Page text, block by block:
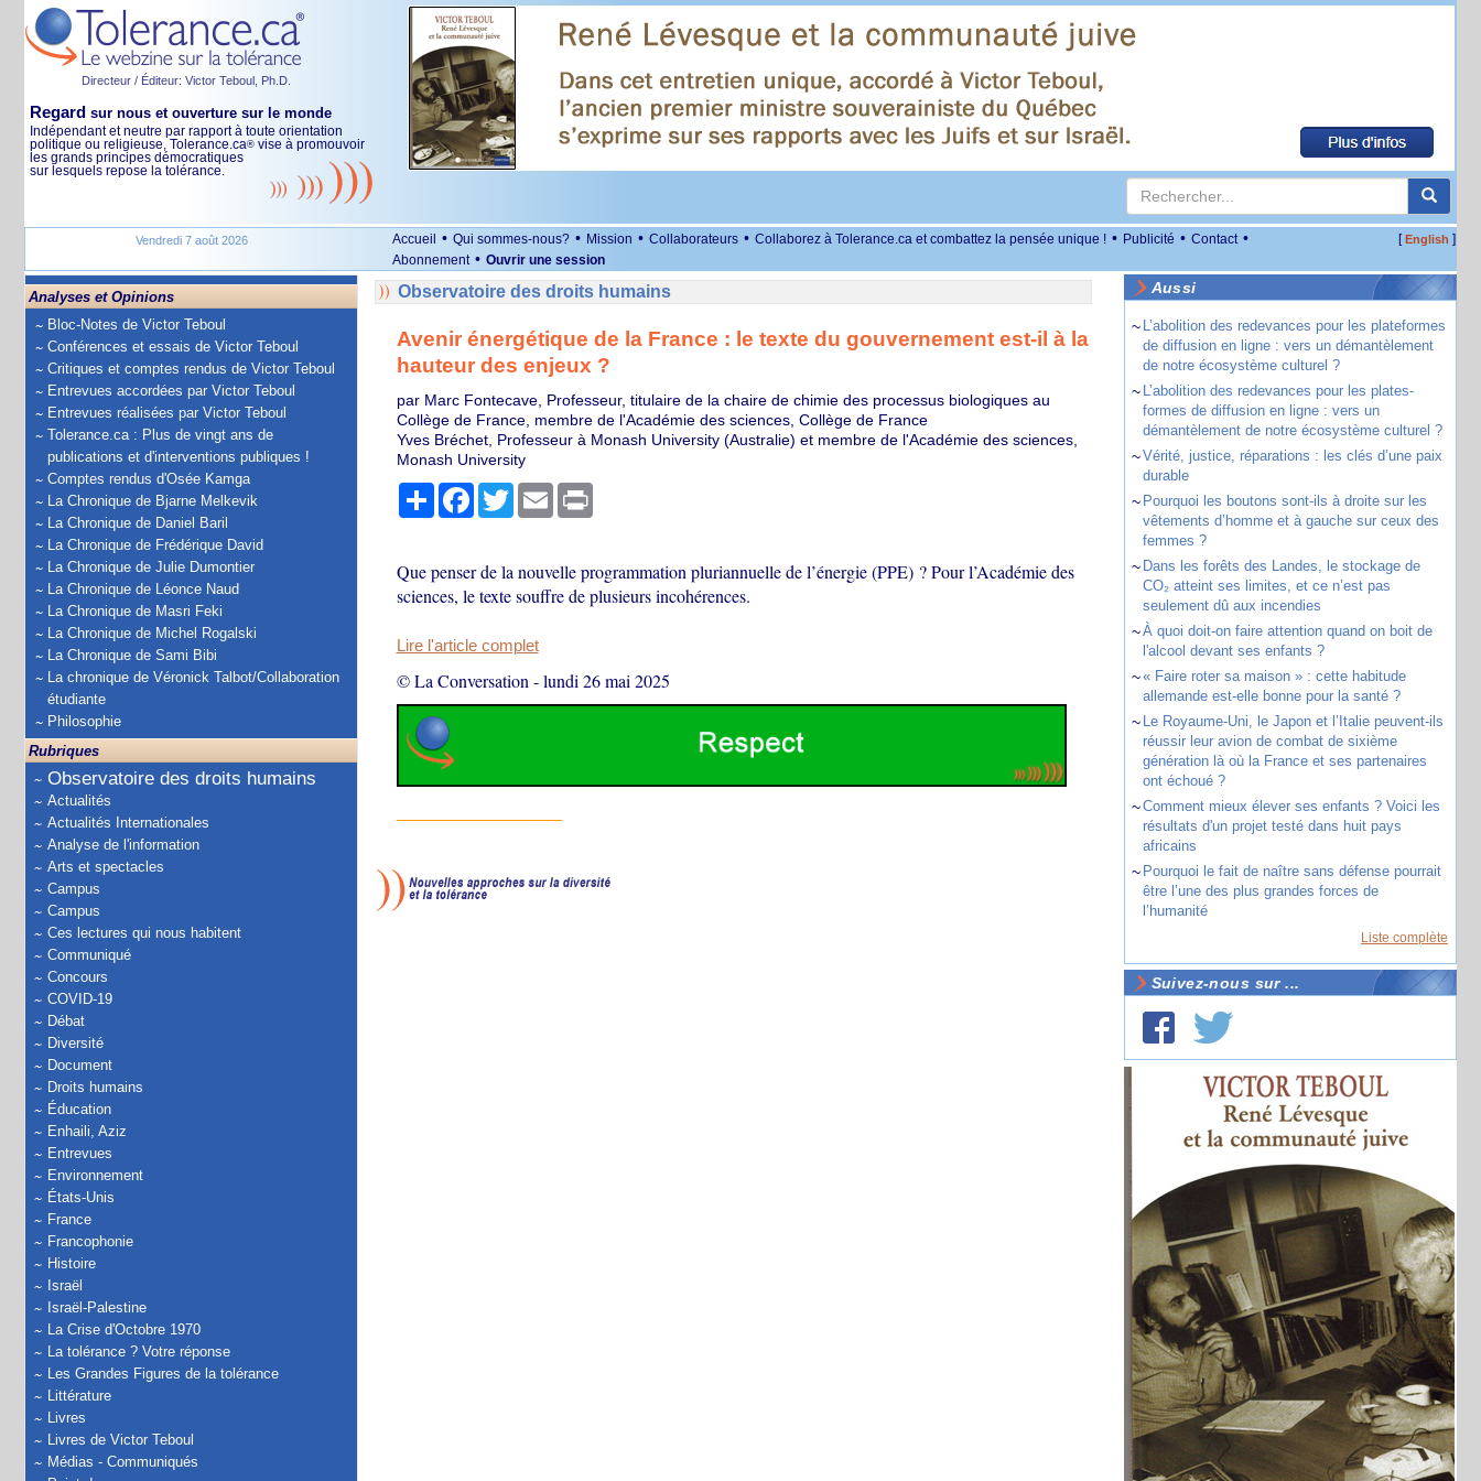
Directeur / Éditeur: Victor Teboul, Ph.D.
Regard sur nous et ouverture sur le monde
Indépendant et neutre par rapport à toute orientation
politique ou religieuse, Tolerance.ca® vise à promouvoir
les grands principes démocratiques
sur lesquels repose la tolérance.
Vendredi 7 août 2026 Accueil • Qui sommes-nous? • Mission • Collaborateurs • Collaborez à Tolerance.ca et combattez la pensée unique ! • Publicité • Contact •
Abonnement • Ouvrir une session
[English ]
Analyses et Opinions
Bloc-Notes de Victor Teboul
Conférences et essais de Victor Teboul
Critiques et comptes rendus de Victor Teboul
Entrevues accordées par Victor Teboul
Entrevues réalisées par Victor Teboul
Tolerance.ca : Plus de vingt ans de
publications et d'interventions publiques !
Comptes rendus d'Osée Kamga
La Chronique de Bjarne Melkevik
La Chronique de Daniel Baril
La Chronique de Frédérique David
La Chronique de Julie Dumontier
La Chronique de Léonce Naud
La Chronique de Masri Feki
La Chronique de Michel Rogalski
La Chronique de Sami Bibi
La chronique de Véronick Talbot/Collaboration
étudiante
Philosophie
Rubriques
Observatoire des droits humains
Actualités
Actualités Internationales
Analyse de l'information
Arts et spectacles
Campus
Campus
Ces lectures qui nous habitent
Communiqué
Concours
COVID-19
Débat
Diversité
Document
Droits humains
Éducation
Enhaili, Aziz
Entrevues
Environnement
États-Unis
France
Francophonie
Histoire
Israël
Israël-Palestine
La Crise d'Octobre 1970
La tolérance ? Votre réponse
Les Grandes Figures de la tolérance
Littérature
Livres
Livres de Victor Teboul
Médias - Communiqués
Observatoire des droits humains
Avenir énergétique de la France : le texte du gouvernement est-il à la
hauteur des enjeux ?
par Marc Fontecave, Professeur, titulaire de la chaire de chimie des processus biologiques au
Collège de France, membre de l'Académie des sciences, Collège de France
Yves Bréchet, Professeur à Monash University (Australie) et membre de l'Académie des sciences,
Monash University
PartagerFacebook
TwitterEmail Print
Que penser de la nouvelle programmation pluriannuelle de l’énergie (PPE) ? Pour l’Académie des
sciences, le texte souffre de plusieurs incohérences.
Lire l'article complet
© La Conversation -lundi 26 mai 2025
Aussi
~ L’abolition des redevances pour les plateformes
de diffusion en ligne : vers un démantèlement
de notre écosystème culturel ?
~ L’abolition des redevances pour les plates-
formes de diffusion en ligne : vers un
démantèlement de notre écosystème culturel ?
~Vérité, justice, réparations : les clés d’une paix
durable
~ Pourquoi les boutons sont-ils à droite sur les
vêtements d’homme et à gauche sur ceux des
femmes ?
~ Dans les forêts des Landes, le stockage de
CO₂ atteint ses limites, et ce n’est pas
seulement dû aux incendies
~À quoi doit-on faire attention quand on boit de
l'alcool devant ses enfants ?
~« Faire roter sa maison » : cette habitude
allemande est-elle bonne pour la santé ?
~ Le Royaume-Uni, le Japon et l’Italie peuvent-ils
réussir leur avion de combat de sixième
génération là où la France et ses partenaires
ont échoué ?
~Comment mieux élever ses enfants ? Voici les
résultats d'un projet testé dans huit pays
africains
~ Pourquoi le fait de naître sans défense pourrait
être l’une des plus grandes forces de
l’humanité
Liste complète
Suivez-nous sur ...